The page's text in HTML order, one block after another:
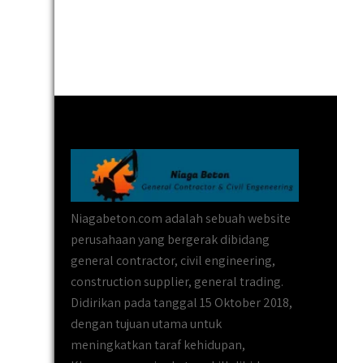
Niagabeton.com adalah sebuah website
perusahaan yang bergerak dibidang
general contractor, civil engineering,
construction supplier, general trading.
Didirikan pada tanggal 15 Oktober 2018,
dengan tujuan utama untuk
meningkatkan taraf kehidupan,